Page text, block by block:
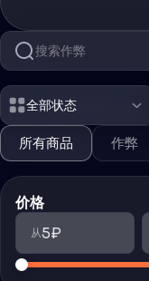
全部状态
所有商品 作弊
价格
从5₽